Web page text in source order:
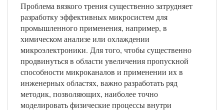
Проблема вязкого трения существенно затрудняет
разработку эффективных микросистем для
промышленного применения, например, в
химическом анализе или охлаждении
микроэлектроники. Для того, чтобы существенно
продвинуться в области увеличения пропускной
способности микроканалов и применении их в
инженерных областях, важно разработать ряд
методик, позволяющих, наиболее точно
моделировать физические процессы внутри